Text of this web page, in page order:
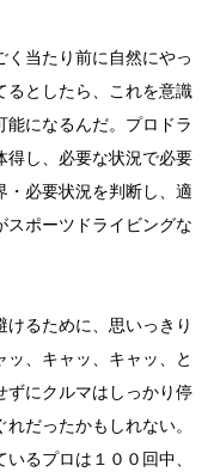
当たり前に自然にやっ
るとしたら、これを意識
能になるんだ。プロドラ
得し、必要な状況で必要
・必要状況を判断し、適
スポーツドライビングな
るために、思いっきり
、キャッ、キャッ、と
ずにクルマはしっかり停
だったかもしれない。
るプロは１００回中、